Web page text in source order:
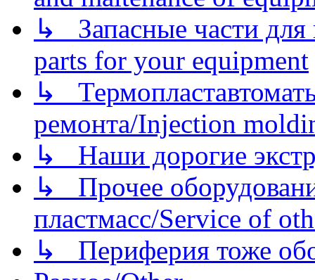
↳ Запасные части для
parts for your equipment
↳
ремонта/Injection
↳ Наши дорогие
↳ Прочее
пластмасс/Service of
↳ Периферия тоже